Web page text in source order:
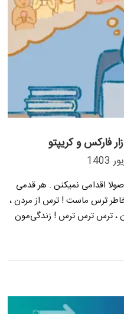
اقدامی نمیکنن . هر قدمی
ترس ماست ! ترس از مردن ،
، ترس ترس ترس ! زندگی‌مون